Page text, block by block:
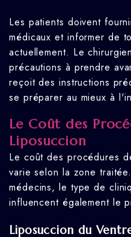
Les patients doivent
médicaux et informer de
actuellement. Le
précautions à prendre
reçoit des instructions
se préparer au mieux à
Le Coût des
Liposuccion
Le coût des procédures
varie selon la zone
médecins, le type de
influencent également le
Liposuccion du